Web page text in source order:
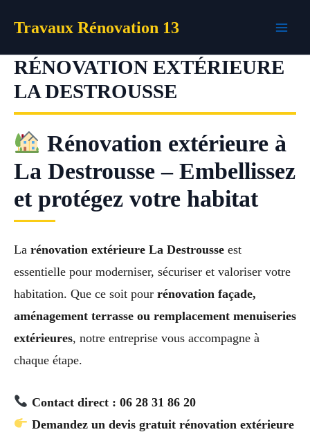
Travaux Rénovation 13
RÉNOVATION EXTÉRIEURE
LA DESTROUSSE
Rénovation extérieure à
La Destrousse – Embellissez
et protégez votre habitat
La rénovation extérieure La Destrousse est
essentielle pour moderniser, sécuriser et valoriser votre
habitation. Que ce soit pour rénovation façade,
aménagement terrasse ou remplacement menuiseries
extérieures, notre entreprise vous accompagne à
chaque étape.
Contact direct : 06 28 31 86 20
Demandez un devis gratuit rénovation extérieure